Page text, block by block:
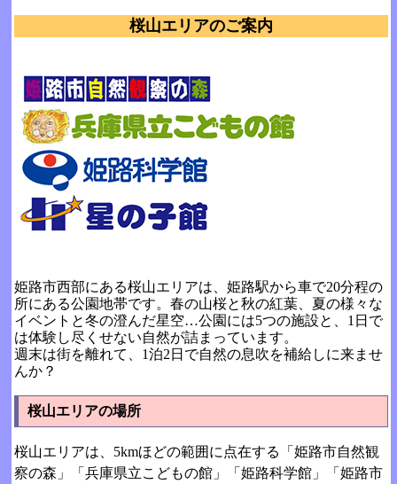
桜山エリアのご案内
姫路市西部にある桜山エリアは、姫路駅から車で20分程の
所にある公園地帯です。春の山桜と秋の紅葉、夏の様々な
イベントと冬の澄んだ星空…公園には5つの施設と、1日で
は体験し尽くせない自然が詰まっています。
週末は街を離れて、1泊2日で自然の息吹を補給しに来ませ
んか？
桜山エリアの場所
桜山エリアは、5kmほどの範囲に点在する「姫路市自然観
察の森」「兵庫県立こどもの館」「姫路科学館」「姫路市